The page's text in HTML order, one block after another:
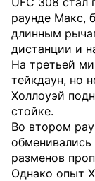
раунде Макс,
длинным
дистанции и
На третьей
тейкдаун, но
Холлоуэй
стойке.
Во втором
разменов
Однако опыт